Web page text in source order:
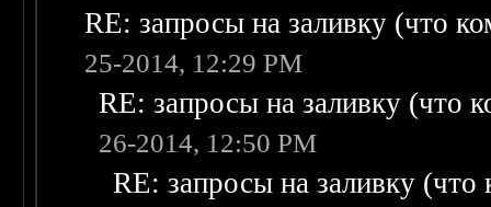
RE: запросы на заливку (что
25-2014, 12:29 PM
RE: запросы на заливку (что
26-2014, 12:50 PM
RE: запросы на заливку